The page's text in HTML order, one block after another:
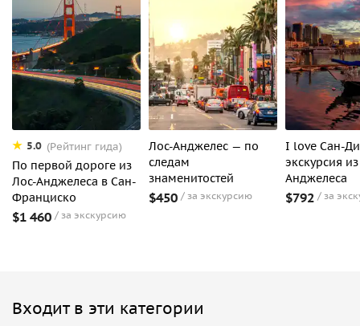
5.0 (Рейтинг гида)
По первой дороге из
Лос-Анджелеса в Сан-
Франциско
$1 460 за экскурсию
Лос-Анджелес — по
следам
знаменитостей
$450 за экскурсию
I love Сан-
экскурсия
Анджелеса
$792 за
Входит в эти категории